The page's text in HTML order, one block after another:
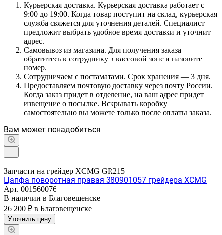
Курьерская доставка. Курьерская доставка работает с
9:00 до 19:00. Когда товар поступит на склад, курьерская
служба свяжется для уточнения деталей. Специалист
предложит выбрать удобное время доставки и уточнит
адрес.
Самовывоз из магазина. Для получения заказа
обратитесь к сотруднику в кассовой зоне и назовите
номер.
Сотрудничаем с постаматами. Срок хранения — 3 дня.
Предоставляем почтовую доставку через почту России.
Когда заказ придет в отделение, на ваш адрес придет
извещение о посылке. Вскрывать коробку
самостоятельно вы можете только после оплаты заказа.
Вам может понадобиться
Запчасти на грейдер XCMG GR215
Цапфа поворотная правая 380901057 грейдера XCMG
Арт. 001560076
В наличии в Благовещенске
26 200 ₽ в Благовещенске
Уточнить цену